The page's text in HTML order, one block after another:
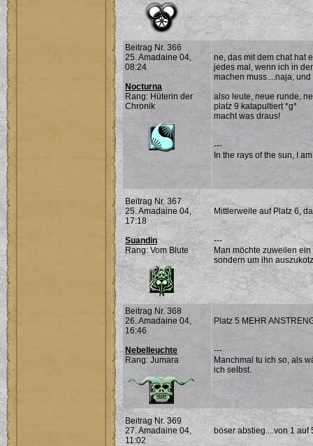
Beitrag Nr. 366
25. Amadaine 04,
08:24
Nocturna
Rang: Hüterin der
Chronik
ne, das mit dem chat hat
jedes mal, wenn ich in
machen muss....naja,
also leute, neue runde,
platz 9 katapultiert *g*
macht was draus!
---
In the rays of the sun, I
Beitrag Nr. 367
25. Amadaine 04,
17:18
Suandin
Rang: Vom Blute
Mittlerweile auf Platz 6,
---
Man möchte zuweilen
sondern um ihn
Beitrag Nr. 368
26. Amadaine 04,
16:46
Nebelleuchte
Rang: Jumara
Platz 5 MEHR
---
Manchmal tu ich so, als
ich selbst.
Beitrag Nr. 369
27. Amadaine 04,
11:02
böser abstieg....von 1 auf